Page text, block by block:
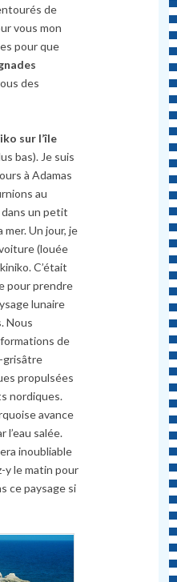
de
vous mon
pour que
des
sur l’île
bas). Je suis
à Adamas
au
dans un petit
Un jour, je
(louée
C’était
pour prendre
lunaire
Nous
de
grisâtre
propulsées
nordiques.
avance
l’eau salée.
inoubliable
y le matin pour
ce paysage si